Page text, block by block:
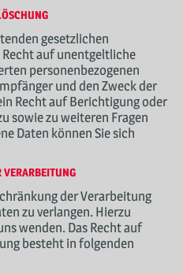
gesetzlichen
auf unentgeltliche
personenbezogenen
und den Zweck der
Recht auf Berichtigung oder
sowie zu weiteren Fragen
Daten können Sie sich
VERARBEITUNG
der Verarbeitung
zu verlangen. Hierzu
wenden. Das Recht auf
besteht in folgenden